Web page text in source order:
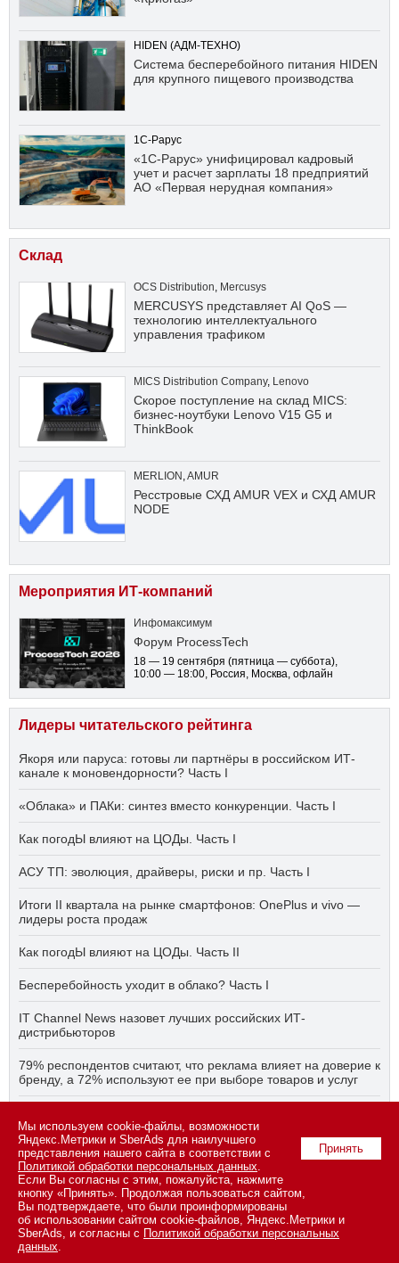
HIDEN (АДМ-ТЕХНО)
Система бесперебойного питания HIDEN
для крупного пищевого производства
1С-Рарус
«1С-Рарус» унифицировал кадровый
учет и расчет зарплаты 18 предприятий
АО «Первая нерудная компания»
Склад
OCS Distribution, Mercusys
MERCUSYS представляет AI QoS —
технологию интеллектуального
управления трафиком
MICS Distribution Company, Lenovo
Скорое поступление на склад MICS:
бизнес-ноутбуки Lenovo V15 G5 и
ThinkBook
MERLION ,AMUR
Ресстровые СХД AMUR VEX и СХД AMUR
NODE
Мероприятия ИТ-компаний
Инфомаксимум
Форум ProcessTech
18 — 19 сентября (пятница — суббота),
10:00 — 18:00, Россия, Москва, офлайн
Лидеры читательского рейтинга
Якоря или паруса: готовы ли партнёры в российском ИТ-
канале к моновендорности? Часть I
«Облака» и ПАКи: синтез вместо конкуренции. Часть I
Как погодЫ влияют на ЦОДы. Часть I
АСУ ТП: эволюция, драйверы, риски и пр. Часть I
Итоги II квартала на рынке смартфонов: OnePlus и vivo —
лидеры роста продаж
Как погодЫ влияют на ЦОДы. Часть II
Бесперебойность уходит в облако? Часть I
IT Channel News назовет лучших российских ИТ-
дистрибьюторов
79% респондентов считают, что реклама влияет на доверие к
бренду, а 72% используют ее при выборе товаров и услуг
ПО нужно всё сразу? Часть I
© 2026 ООО «СК ПРЕСС».Политика конфиденциальности
персональных данных,информация об авторских правах и порядке
использования материалов сайта
109147 г. Москва, ул. Марксистская, 34, строение 10. Телефон: +7
495 974-22-60 (доб. 1500). Факс: +7 495 974-22-63. E-mail:
vopros@novostiitkanala.ru
Принять
Мы используем cookie-файлы, возможности
Яндекс.Метрики и SberAds для наилучшего
представления нашего сайта в соответствии с
Политикой обработки персональных данных.
Если Вы согласны с этим, пожалуйста, нажмите
кнопку «Принять». Продолжая пользоваться сайтом,
Вы подтверждаете, что были проинформированы
об использовании сайтом cookie-файлов, Яндекс.Метрики и
SberAds, и согласны с Политикой обработки персональных
данных.